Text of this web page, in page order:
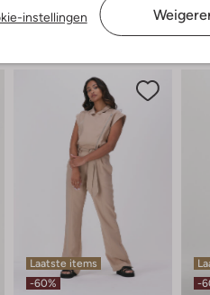
instellingen
Laatste items
-60%
-